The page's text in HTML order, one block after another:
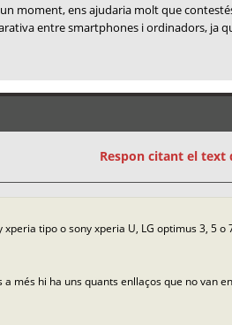
moment, ens ajudaria molt que
entre smartphones i ordinadors, ja
Respon citant el text
tipo o sony xperia U, LG optimus 3, 5 o
més hi ha uns quants enllaços que no van